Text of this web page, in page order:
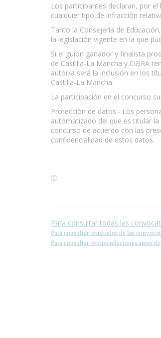
Los participantes declaran, por
cualquier tipo de infracción
Tanto la Consejería de
la legislación vigente en la que
Si el guion ganador y finalista
de Castilla-La Mancha y CiBRA
autor/a será la inclusión en los
Castilla-La Mancha.
La participación en el concurso
Protección de datos.- Los
automatizado del que es titular
concurso de acuerdo con las
confidencialidad de estos datos.
©
Para consultar todas las
Para consultar resultados de las
Para consultar recomendaciones antes